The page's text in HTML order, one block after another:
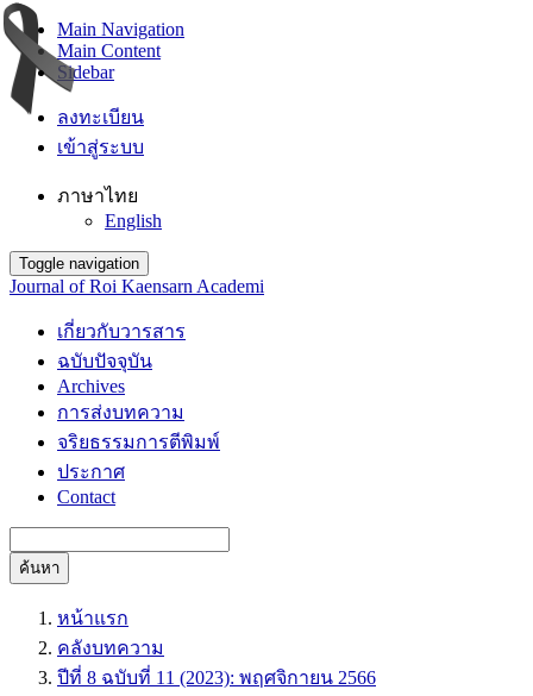
Main Navigation
Main Content
Sidebar
ลงทะเบียน
เข้าสู่ระบบ
ภาษาไทย
English
Toggle navigation
Journal of Roi Kaensarn Academi
เกี่ยวกับวารสาร
ฉบับปัจจุบัน
Archives
การส่งบทความ
จริยธรรมการตีพิมพ์
ประกาศ
Contact
ค้นหา
หน้าแรก
คลังบทความ
ปีที่ 8 ฉบับที่ 11 (2023): พฤศจิกายน 2566